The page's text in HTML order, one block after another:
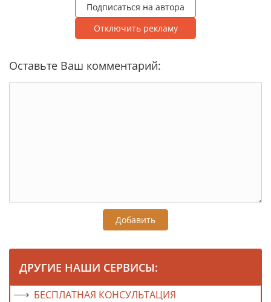
Подписаться на автора
Отключить рекламу
Оставьте Ваш комментарий:
Добавить
ДРУГИЕ НАШИ СЕРВИСЫ:
БЕСПЛАТНАЯ КОНСУЛЬТАЦИЯ